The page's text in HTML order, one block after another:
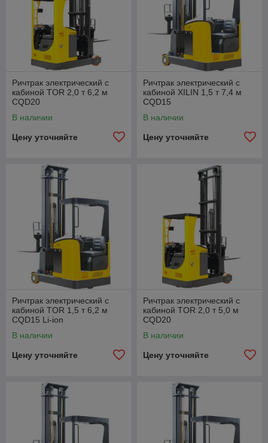
Ричтрак электрический с
кабиной TOR 2,0 т 6,2 м
CQD20
В наличии
Цену уточняйте
Ричтрак электрический с
кабиной XILIN 1,5 т 7,4 м
CQD15
В наличии
Цену уточняйте
Ричтрак электрический с
кабиной TOR 1,5 т 6,2 м
CQD15 Li-ion
В наличии
Цену уточняйте
Ричтрак электрический с
кабиной TOR 2,0 т 5,0 м
CQD20
В наличии
Цену уточняйте